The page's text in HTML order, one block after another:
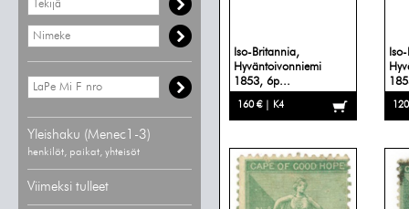
Yleishaku (Menec1-3)
henkilöt, paikat, yhteisöt
Viimeksi tulleet
Iso-Britannia,
Hyväntoivonniemi
1853, 6p...
160 € | K4